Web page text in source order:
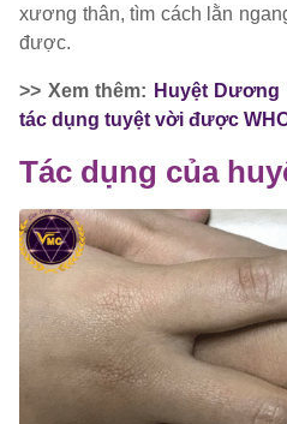
xương thân, tìm cách lằn
được.
>> Xem thêm: Huyệt
tác dụng tuyệt vời được
Tác dụng của